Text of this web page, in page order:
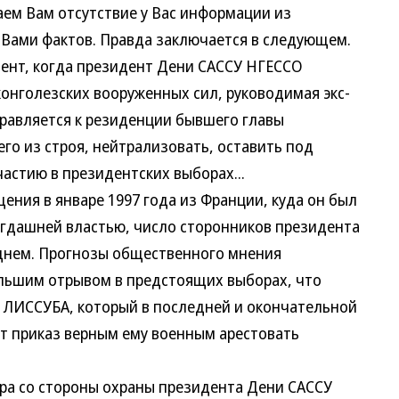
Вам отсутствие у Вас информации из
фактов. Правда заключается в следующем.
когда президент Дени САССУ НГЕССО
вооруженных сил, руководимая экс-
к резиденции бывшего главы
из строя, нейтрализовать, оставить под
в президентских выборах...
в январе 1997 года из Франции, куда он был
властью, число сторонников президента
Прогнозы общественного мнения
отрывом в предстоящих выборах, что
который в последней и окончательной
приказ верным ему военным арестовать
стороны охраны президента Дени САССУ